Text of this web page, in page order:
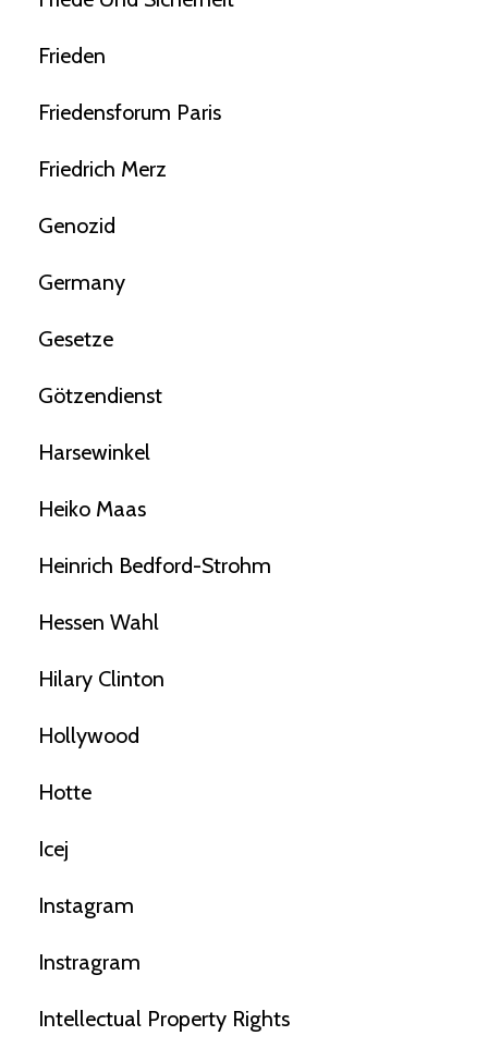
Frieden
Friedensforum Paris
Friedrich Merz
Genozid
Germany
Gesetze
Götzendienst
Harsewinkel
Heiko Maas
Heinrich Bedford-Strohm
Hessen Wahl
Hilary Clinton
Hollywood
Hotte
Icej
Instagram
Instragram
Intellectual Property Rights